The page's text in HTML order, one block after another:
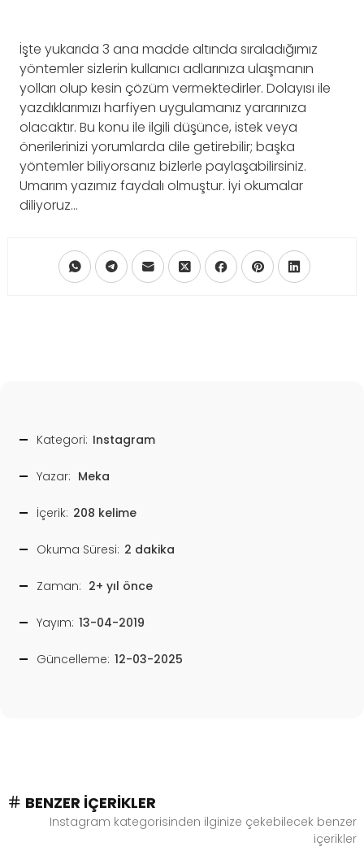
İşte yukarıda 3 ana madde altında sıraladığımız
yöntemler sizlerin kullanıcı adlarınıza ulaşmanın
yolları olup kesin çözüm vermektedirler. Dolayısı ile
yazdıklarımızı harfiyen uygulamanız yararınıza
olacaktır. Bu konu ile ilgili düşünce, istek veya
önerilerinizi yorumlarda dile getirebilir; başka
yöntemler biliyorsanız bizlerle paylaşabilirsiniz.
Umarım yazımız faydalı olmuştur. İyi okumalar
diliyoruz…
Kategori: Instagram
Yazar: Meka
İçerik: 208 kelime
Okuma Süresi: 2 dakika
Zaman: 2+ yıl önce
Yayım: 13-04-2019
Güncelleme: 12-03-2025
BENZER İÇERIKLER
Instagram kategorisinden ilginize çekebilecek benzer
içerikler